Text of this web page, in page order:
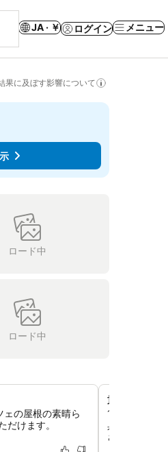
JA · ￥ ログイン メニュー
果に及ぼす影響について
ロード中
ロード中
の屋根の素晴ら
だけます。
貴族的なフィ
19世紀の宮
具、磨き上げ
さをご体験く